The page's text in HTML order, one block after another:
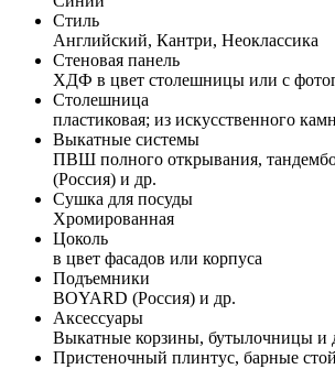
Стиль
Английский, Кантри, Неоклассика
Стеновая панель
ХДФ в цвет столешницы или с
Столешница
пластиковая; из искусственного
Выкатные системы
ПВШ полного открывания,
(Россия) и др.
Сушка для посуды
Хромированная
Цоколь
в цвет фасадов или корпуса
Подъемники
BOYARD (Россия) и др.
Аксессуары
Выкатные корзины, бутылочницы и
Пристеночный плинтус, барные